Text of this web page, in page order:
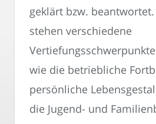
geklärt bzw.
stehen verschiedene
wie die betriebliche
persönliche
die Jugend- und